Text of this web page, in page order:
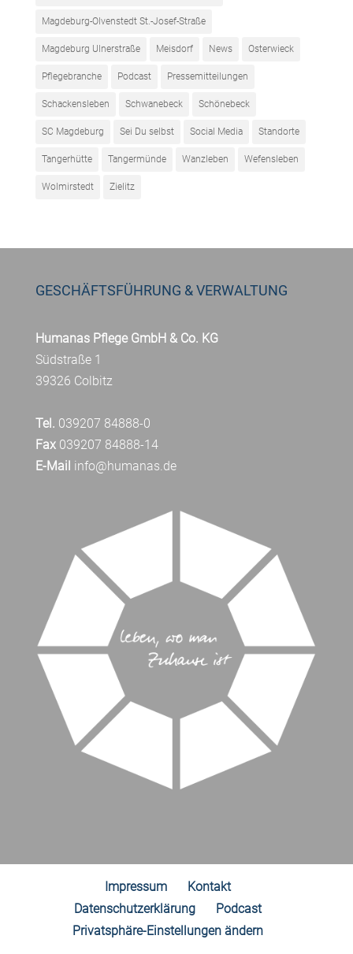
Magdeburg-Olvenstedt St.-Josef-Straße
Magdeburg Ulnerstraße Meisdorf News Osterwieck
Pflegebranche Podcast Pressemitteilungen
Schackensleben Schwanebeck Schönebeck
SC Magdeburg Sei Du selbst Social Media Standorte
Tangerhütte Tangermünde Wanzleben Wefensleben
Wolmirstedt Zielitz
GESCHÄFTSFÜHRUNG & VERWALTUNG
Humanas Pflege GmbH & Co. KG
Südstraße 1
39326 Colbitz
Tel. 039207 84888-0
Fax039207 84888-14
E-Mail info@humanas.de
Impressum
Kontakt
Datenschutzerklärung
Podcast
Privatsphäre-Einstellungen ändern